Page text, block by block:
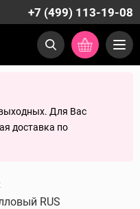
+7 (499) 113-19-08
Для Вас
доставка по
RUS